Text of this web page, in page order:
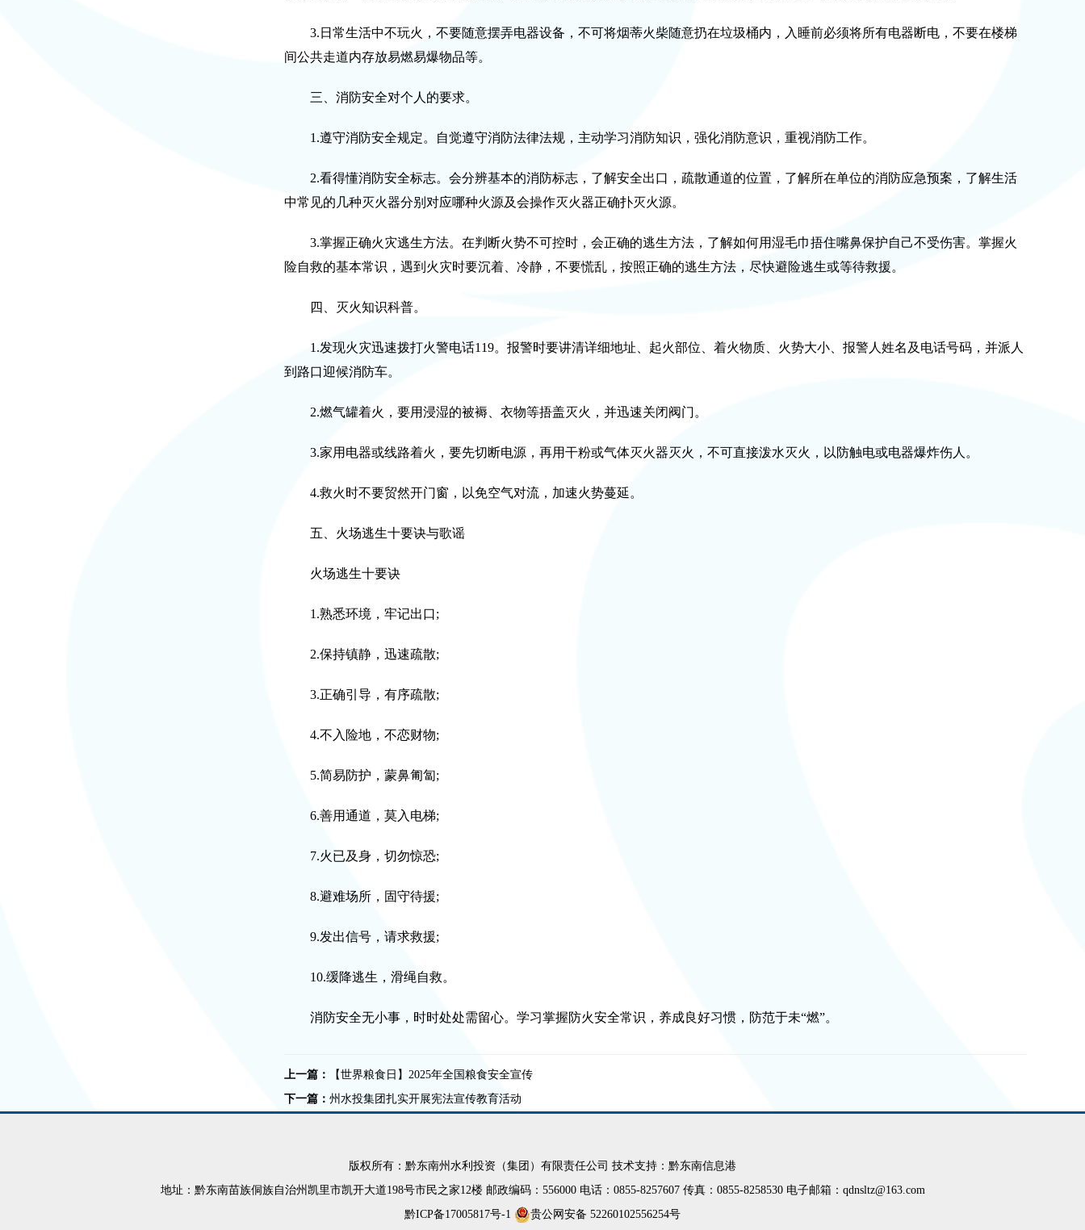
3.日常生活中不玩火，不要随意摆弄电器设备，不可将烟蒂火柴随意扔在垃圾桶内，入睡前必须将所有电器断电，不要在楼梯
间公共走道内存放易燃易爆物品等。
三、消防安全对个人的要求。
1.遵守消防安全规定。自觉遵守消防法律法规，主动学习消防知识，强化消防意识，重视消防工作。
2.看得懂消防安全标志。会分辨基本的消防标志，了解安全出口，疏散通道的位置，了解所在单位的消防应急预案，了解生活
中常见的几种灭火器分别对应哪种火源及会操作灭火器正确扑灭火源。
3.掌握正确火灾逃生方法。在判断火势不可控时，会正确的逃生方法，了解如何用湿毛巾捂住嘴鼻保护自己不受伤害。掌握火
险自救的基本常识，遇到火灾时要沉着、冷静，不要慌乱，按照正确的逃生方法，尽快避险逃生或等待救援。
四、灭火知识科普。
1.发现火灾迅速拨打火警电话119。报警时要讲清详细地址、起火部位、着火物质、火势大小、报警人姓名及电话号码，并派人
到路口迎候消防车。
2.燃气罐着火，要用浸湿的被褥、衣物等捂盖灭火，并迅速关闭阀门。
3.家用电器或线路着火，要先切断电源，再用干粉或气体灭火器灭火，不可直接泼水灭火，以防触电或电器爆炸伤人。
4.救火时不要贸然开门窗，以免空气对流，加速火势蔓延。
五、火场逃生十要诀与歌谣
火场逃生十要诀
1.熟悉环境，牢记出口;
2.保持镇静，迅速疏散;
3.正确引导，有序疏散;
4.不入险地，不恋财物;
5.简易防护，蒙鼻匍匐;
6.善用通道，莫入电梯;
7.火已及身，切勿惊恐;
8.避难场所，固守待援;
9.发出信号，请求救援;
10.缓降逃生，滑绳自救。
消防安全无小事，时时处处需留心。学习掌握防火安全常识，养成良好习惯，防范于未“燃”。
上一篇：
【世界粮食日】2025年全国粮食安全宣传
下一篇： 州水投集团扎实开展宪法宣传教育活动
版权所有：黔东南州水利投资（集团）有限责任公司 技术支持： 黔东南信息港
地址：黔东南苗族侗族自治州凯里市凯开大道198号市民之家12楼 邮政编码：556000 电话：0855-8257607 传真：0855-8258530 电子邮箱：qdnsltz@163.com
黔ICP备17005817号-1
贵公网安备 52260102556254号